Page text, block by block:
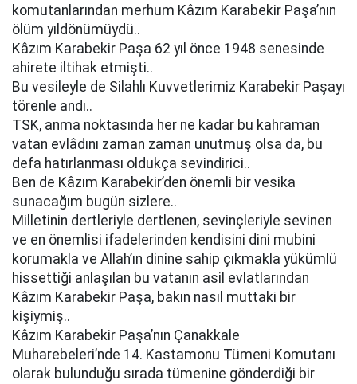
komutanlarından merhum Kâzım Karabekir Paşa’nın
ölüm yıldönümüydü..
Kâzım Karabekir Paşa 62 yıl önce 1948 senesinde
ahirete iltihak etmişti..
Bu vesileyle de Silahlı Kuvvetlerimiz Karabekir Paşayı
törenle andı..
TSK, anma noktasında her ne kadar bu kahraman
vatan evlâdını zaman zaman unutmuş olsa da, bu
defa hatırlanması oldukça sevindirici..
Ben de Kâzım Karabekir’den önemli bir vesika
sunacağım bugün sizlere..
Milletinin dertleriyle dertlenen, sevinçleriyle sevinen
ve en önemlisi ifadelerinden kendisini dini mubini
korumakla ve Allah’ın dinine sahip çıkmakla yükümlü
hissettiği anlaşılan bu vatanın asil evlatlarından
Kâzım Karabekir Paşa, bakın nasıl muttaki bir
kişiymiş..
Kâzım Karabekir Paşa’nın Çanakkale
Muharebeleri’nde 14. Kastamonu Tümeni Komutanı
olarak bulunduğu sırada tümenine gönderdiği bir